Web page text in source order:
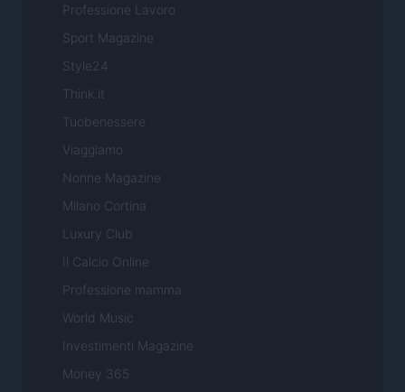
Professione Lavoro
Sport Magazine
Style24
Think.it
Tuobenessere
Viaggiamo
Nonne Magazine
Milano Cortina
Luxury Club
Il Calcio Online
Professione mamma
World Music
Investimenti Magazine
Money 365